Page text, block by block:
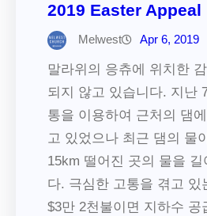
2019 Easter Appeal
Melwest Apr 6, 2019
말라위의 응츄에 위치한
되지 않고 있습니다. 지난
통을 이용하여 근처의 댐
고 있었으나 최근 댐의 물
15km 떨어진 곳의 물을 길
다. 극심한 고통을 겪고 있
$3만 2천불이면 지하수 공